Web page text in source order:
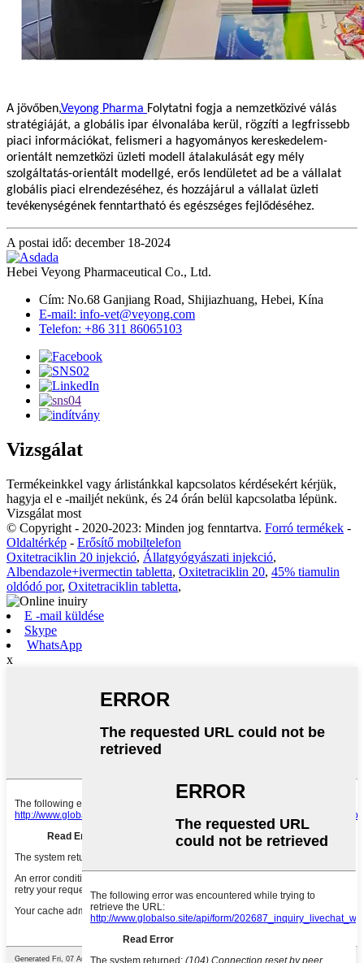
A jövőben,Veyong Pharma Folytatni fogja a nemzetközivé válás
stratégiáját, a globális ipar élvonalába kerül, rögzíti a legfrissebb
piaci információkat, felismeri a hagyományos kereskedelem-
orientált nemzetközi üzleti modell átalakulását egy mély
szolgáltatás-orientált modellgé, erős lendületet ad be a vállalat
globális piaci elrendezéséhez, és hozzájárul a vállalat üzleti
tevékenységének fenntartható és egészséges fejlődéséhez.
A postai idő: december 18-2024
Hebei Veyong Pharmaceutical Co., Ltd.
Cím: No.68 Ganjiang Road, Shijiazhuang, Hebei, Kína
E-mail: info-vet@veyong.com
Telefon: +86 311 86065103
Vizsgálat
Termékeinkkel vagy árlistánkkal kapcsolatos kérdésekért kérjük,
hagyja el e -mailjét nekünk, és 24 órán belül kapcsolatba lépünk.
Vizsgálat most
© Copyright - 2020-2023: Minden jog fenntartva. Forró termékek -
Oldaltérkép - Erősítő mobiltelefon
Oxitetraciklin 20 injekció, Állatgyógyászati ​​injekció,
Albendazole+ivermectin tabletta, Oxitetraciklin 20, 45% tiamulin
oldódó por, Oxitetraciklin tabletta,
E -mail küldése
Skype
WhatsApp
x